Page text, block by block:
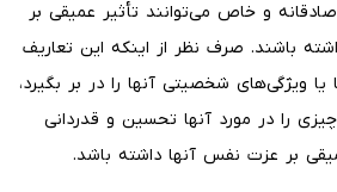
و خاص می‌توانند تأثیر عمیقی بر
باشند. صرف نظر از اینکه این تعاریف
یا ویژگی‌های شخصیتی آنها را در بر بگیرد،
را در مورد آنها تحسین و قدردانی
بر عزت نفس آنها داشته باشد.